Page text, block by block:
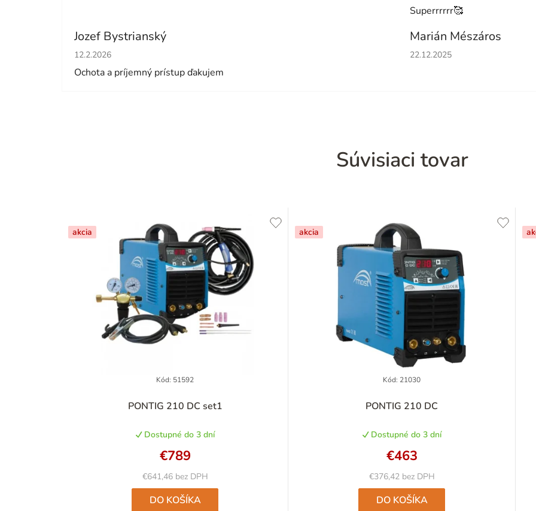
Superrrrrr🥰
Jozef Bystrianský
Hodnotenie obchodu je 5 z 5 hviezdičiek.
12.2.2026
Ochota a príjemný prístup ďakujem
Marián Mészáros
Hodnotenie obchodu je 5 z 5
22.12.2025
Súvisiaci tovar
akcia
PONTIG 210 DC set1
Dostupné do 3 dní
€641,46 bez DPH
€789
DO KOŠÍKA
Kód: 51592
akcia
PONTIG 210 DC
Dostupné do 3 dní
€376,42 bez DPH
€463
DO KOŠÍKA
Kód: 21030